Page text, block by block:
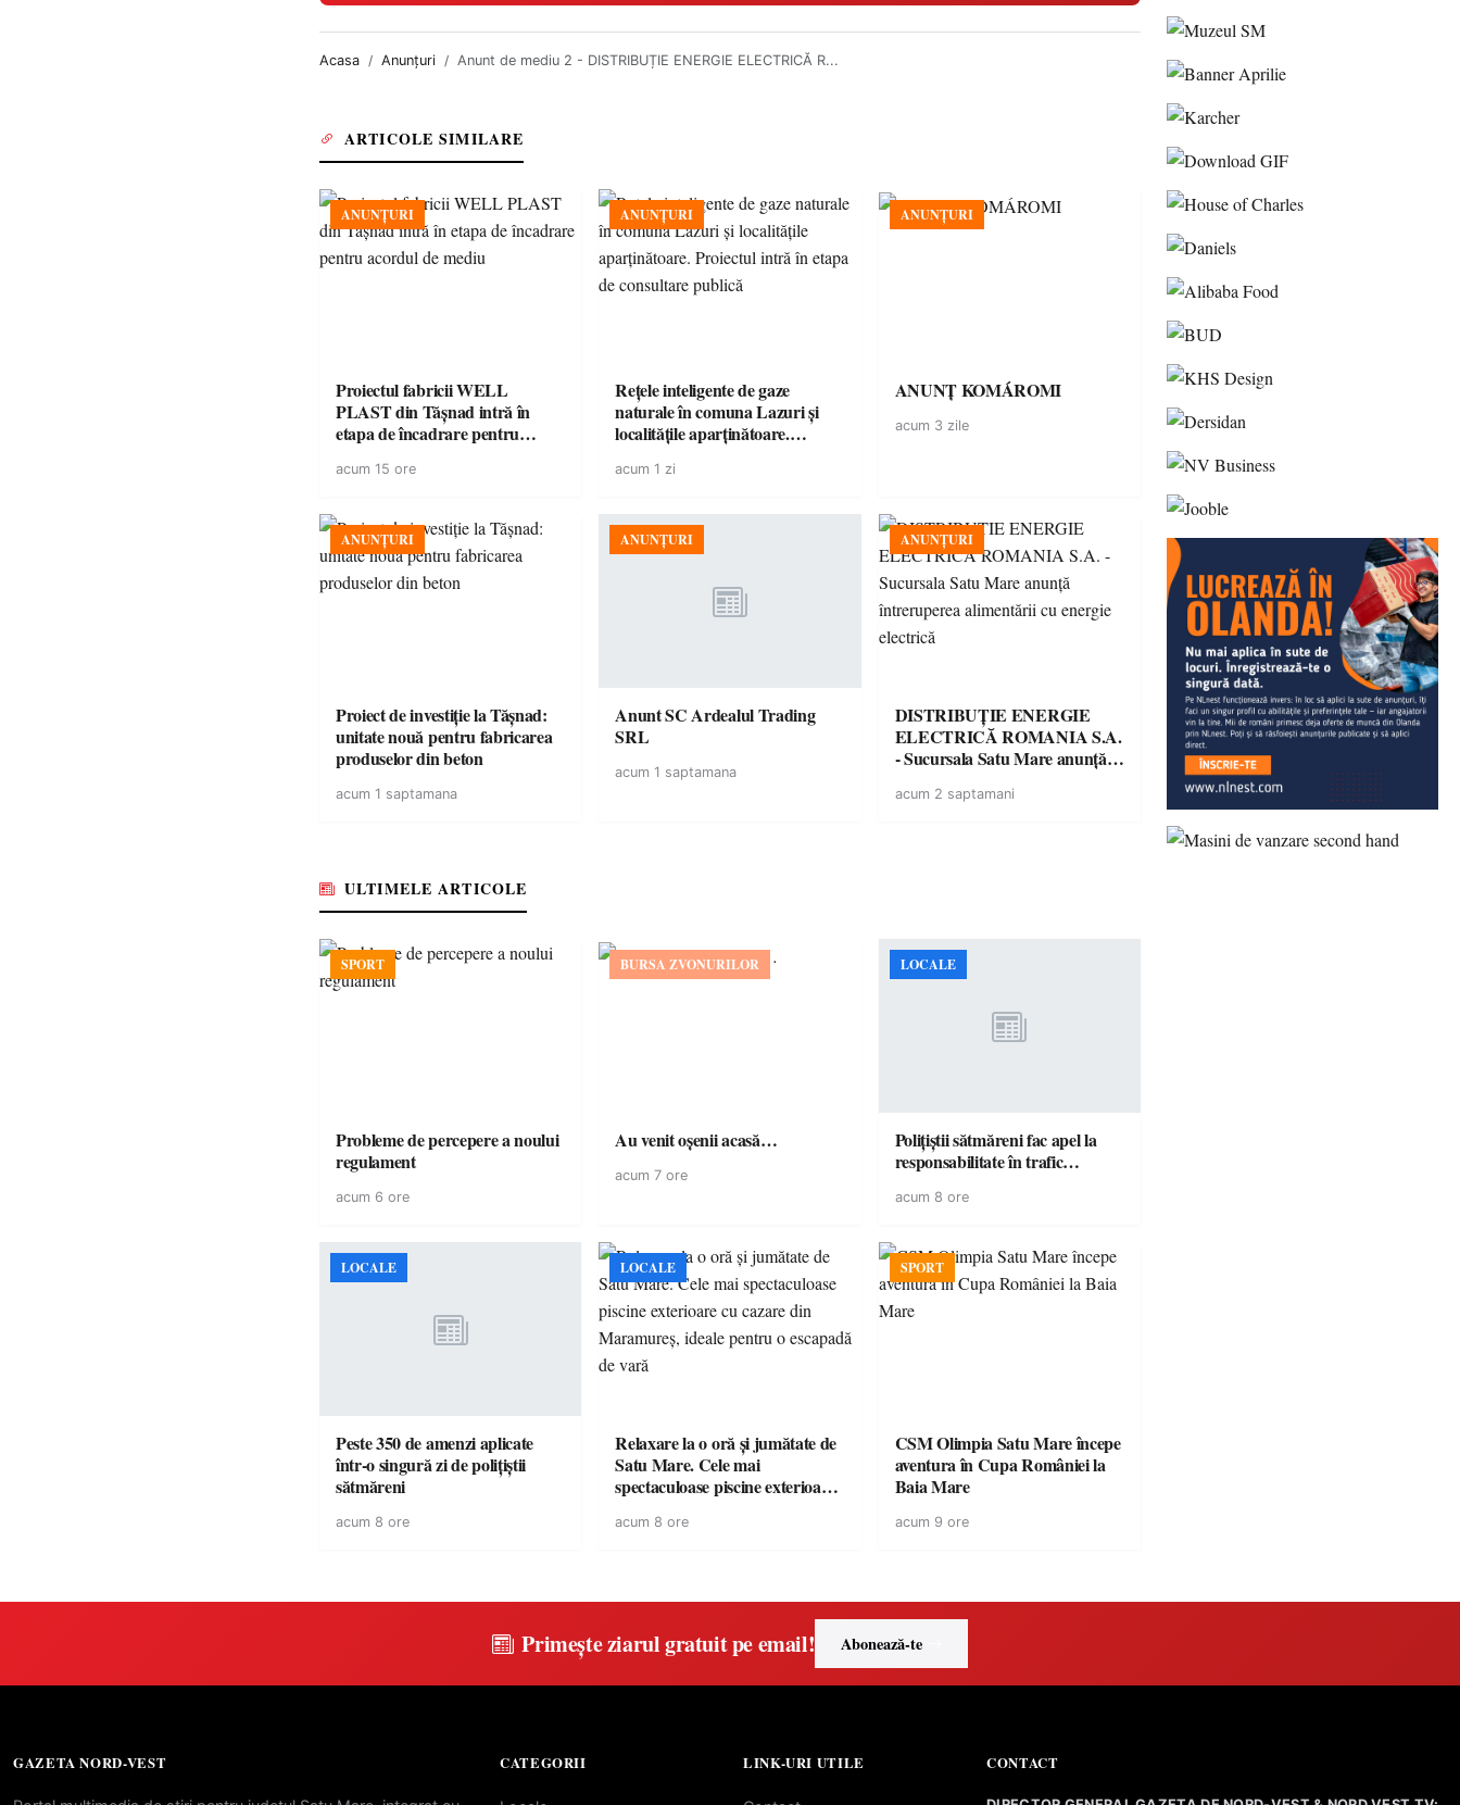
Acasa Anunțuri Anunt de mediu 2 - DISTRIBUȚIE ENERGIE ELECTRICĂ R...
ARTICOLE SIMILARE
ANUNȚURI
Proiectul fabricii WELL
PLAST din Tășnad intră în
etapa de încadrare pentru
acum 15 ore
ANUNȚURI
Rețele inteligente de gaze
naturale în comuna Lazuri și
localitățile aparținătoare.
consultare publică
acum 1 zi
ANUNȚURI
ANUNȚ KOMÁROMI
acum 3 zile
ANUNȚURI
Proiect de investiție la Tășnad:
unitate nouă pentru fabricarea
produselor din beton
acum 1 saptamana
ANUNȚURI
Anunt SC Ardealul Trading
SRL
acum 1 saptamana
ANUNȚURI
DISTRIBUȚIE ENERGIE
ELECTRICĂ ROMANIA S.A.
- Sucursala Satu Mare anunţă
energie electrică
acum 2 saptamani
ULTIMELE ARTICOLE
SPORT
Probleme de percepere a noului
regulament
acum 6 ore
BURSA ZVONURILOR
Au venit oșenii acasă…
acum 7 ore
LOCALE
Polițiștii sătmăreni fac apel la
responsabilitate în trafic…
acum 8 ore
LOCALE
Peste 350 de amenzi aplicate
într-o singură zi de polițiștii
sătmăreni
acum 8 ore
LOCALE
Relaxare la o oră și jumătate de
Satu Mare. Cele mai
spectaculoase piscine exterioare
pentru o escapadă de vară
acum 8 ore
SPORT
CSM Olimpia Satu Mare începe
aventura în Cupa României la
Baia Mare
acum 9 ore
Primește ziarul gratuit pe email! Abonează-te
GAZETA NORD-VEST CATEGORII LINK-URI UTILE CONTACT